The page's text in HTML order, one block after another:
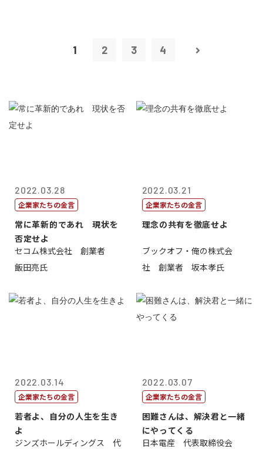
1 2 3 4
2022.03.28
企業家たちの金言
常に革新的であれ 現状を
否定せよ
セコム株式会社 創業者
飯田亮氏
2022.03.21
企業家たちの金言
理念の共有を徹底せよ
ブックオフ・俺の株式会
社 創業者 坂本孝氏
2022.03.14
企業家たちの金言
若者よ、自分の人生を生き
よ
ジンズホールディングス 代
2022.03.07
企業家たちの金言
困難さんは、解決君と一緒
にやってくる
日本電産 代表取締役会